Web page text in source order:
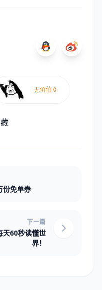
份免单券
下一篇
天60秒读懂世
界！